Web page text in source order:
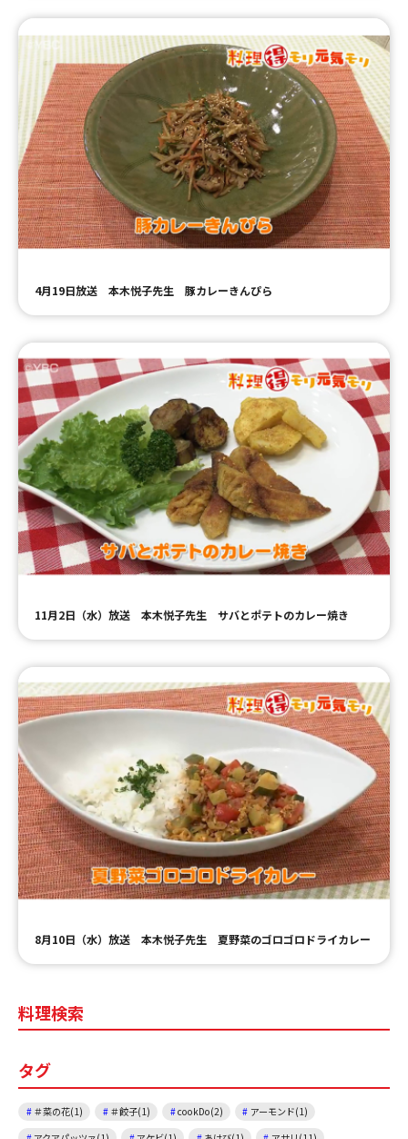
4月19日放送 本木悦子先生 豚カレーきんぴら
11月2日（水）放送 本木悦子先生 サバとポテトのカレー焼き
8月10日（水）放送 本木悦子先生 夏野菜のゴロゴロドライカレー
料理検索
タグ
＃菜の花(1) ＃餃子(1) cookDo(2)
アーモンド(1)